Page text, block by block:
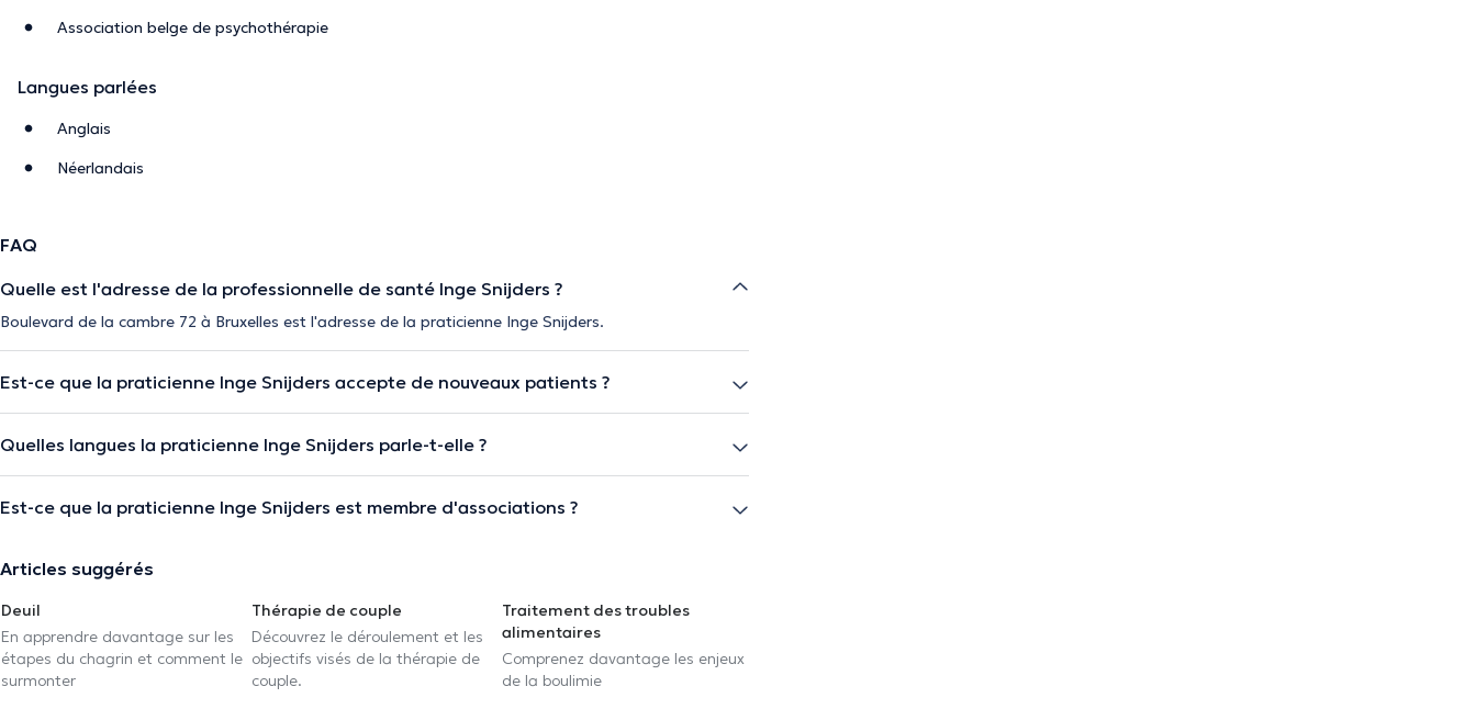
Association belge de psychothérapie
Langues parlées
Anglais
Néerlandais
FAQ
Quelle est l'adresse de la professionnelle de santé Inge Snijders ?
Boulevard de la cambre 72 à Bruxelles est l'adresse de la praticienne Inge Snijders.
Est-ce que la praticienne Inge Snijders accepte de nouveaux patients ?
Quelles langues la praticienne Inge Snijders parle-t-elle ?
Est-ce que la praticienne Inge Snijders est membre d'associations ?
Articles suggérés
Deuil
En apprendre davantage sur les
étapes du chagrin et comment le
surmonter
Thérapie de couple
Découvrez le déroulement et les
objectifs visés de la thérapie de
couple.
Traitement des troubles
alimentaires
Comprenez davantage les enjeux
de la boulimie